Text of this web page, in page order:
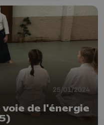
25/01/2024
de l'énergie